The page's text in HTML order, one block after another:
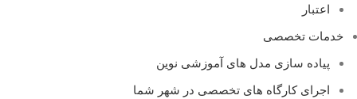
اعتبار
خدمات تخصصی
پیاده سازی مدل های آموزشی نوین
اجرای کارگاه های تخصصی در شهر شما